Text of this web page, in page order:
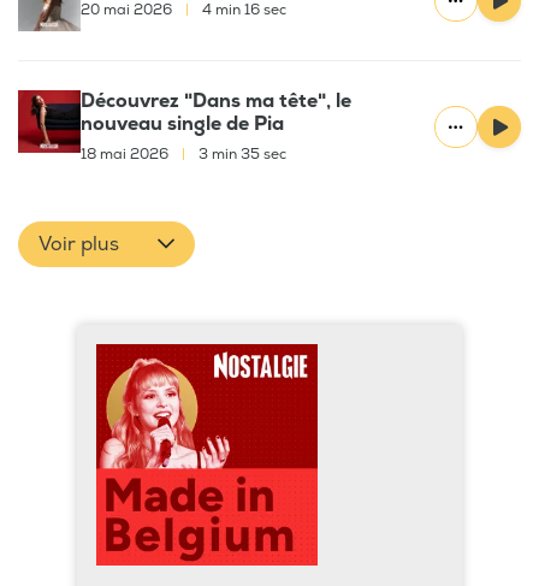
20 mai 2026 4 min 16 sec
Découvrez "Dans ma tête", le
nouveau single de Pia
18 mai 2026 3 min 35 sec
Voir plus